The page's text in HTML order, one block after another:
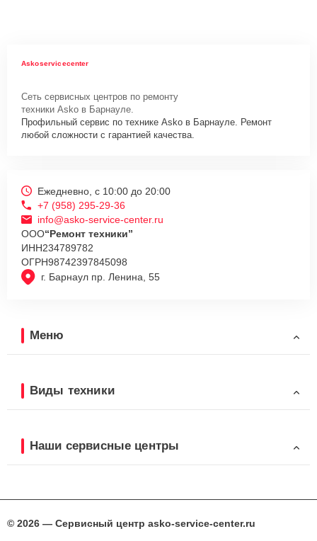
Askoservicecenter
Сеть сервисных центров по ремонту
техники Asko в Барнауле.
Профильный сервис по технике Asko в Барнауле. Ремонт
любой сложности с гарантией качества.
г. Барнаул пр. Ленина, 55
Ежедневно, с 10:00 до 20:00
+7 (958) 295-29-36
info@asko-service-center.ru
ООО“Ремонт техники”
ИНН234789782
ОГРН98742397845098
Меню
Виды техники
Наши сервисные центры
© 2026 — Сервисный центр asko-service-center.ru